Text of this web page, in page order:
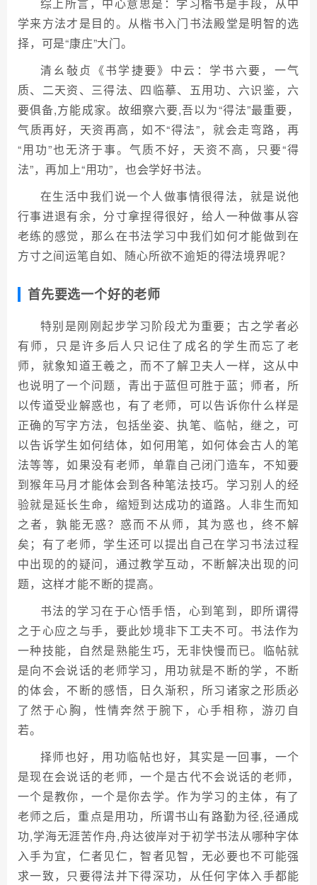
学来方法才是目的。从楷书入门书法殿堂是明智的选
择，可是“康庄”大门。
清ㄠ敧贞《书学捷要》中云：学书六要，一气
质、二天资、三得法、四临摹、五用功、六识鉴，六
要俱备,方能成家。故细察六要,吾以为“得法”最重要，
气质再好，天资再高，如不“得法”，就会走弯路，再
“用功”也无济于事。气质不好，天资不高，只要“得
法”，再加上“用功”，也会学好书法。
在生活中我们说一个人做事情很得法，就是说他
行事进退有余，分寸拿捏得很好，给人一种做事从容
老练的感觉，那么在书法学习中我们如何才能做到在
方寸之间运笔自如、随心所欲不逾矩的得法境界呢？
首先要选一个好的老师
特别是刚刚起步学习阶段尤为重要；古之学者必
有师，只是许多后人只记住了成名的学生而忘了老
师，就象知道王羲之，而不了解卫夫人一样，这从中
也说明了一个问题，青出于蓝但可胜于蓝；师者，所
以传道受业解惑也，有了老师，可以告诉你什么样是
正确的写字方法，包括坐姿、执笔、临帖，继之，可
以告诉学生如何结体，如何用笔，如何体会古人的笔
法等等，如果没有老师，单靠自己闭门造车，不知要
到猴年马月才能体会到各种笔法技巧。学习别人的经
验就是延长生命，缩短到达成功的道路。人非生而知
之者，孰能无惑？惑而不从师，其为惑也，终不解
矣；有了老师，学生还可以提出自己在学习书法过程
中出现的的疑问，通过教学互动，不断解决出现的问
题，这样才能不断的提高。
书法的学习在于心悟手悟，心到笔到，即所谓得
之于心应之与手，要此妙境非下工夫不可。书法作为
一种技能，自然是熟能生巧，无非快慢而已。临帖就
是向不会说话的老师学习，用功就是不断的学，不断
的体会，不断的感悟，日久渐积，所习诸家之形质必
了然于心胸，性情奔然于腕下，心手相称，游刃自
若。
择师也好，用功临帖也好，其实是一回事，一个
是现在会说话的老师，一个是古代不会说话的老师，
一个是教你，一个是你去学。作为学习的主体，有了
老师之后，重点是用功，所谓书山有路勤为径,径通成
功,学海无涯苦作舟,舟达彼岸对于初学书法从哪种字体
入手为宜，仁者见仁，智者见智，无必要也不可能强
求一致，只要得法并下得深功，从任何字体入手都能